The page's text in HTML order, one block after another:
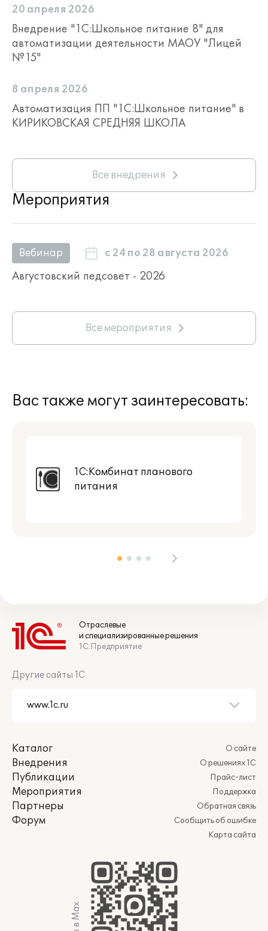
20 апреля 2026
Внедрение "1С:Школьное питание 8" для
автоматизации деятельности МАОУ "Лицей
№15"
8 апреля 2026
Автоматизация ПП "1С:Школьное питание" в
КИРИКОВСКАЯ СРЕДНЯЯ ШКОЛА
Все внедрения
Мероприятия
Вебинар с 24 по 28 августа 2026
Августовский педсовет - 2026
Все мероприятия
Вас также могут заинтересовать:
1С:Комбинат планового
питания
Отраслевые
и специализированные решения
1С:Предприятие
Другие сайты 1С
Каталог
Внедрения
Публикации
Мероприятия
Партнеры
Форум
О сайте
О решениях 1С
Прайс-лист
Поддержка
Обратная связь
Сообщить об ошибке
Карта сайта